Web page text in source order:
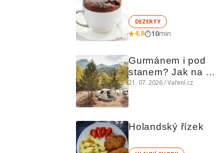
DEZERTY
4,8 10min
Gurmánem i pod
stanem? Jak na
polní kuchyni a na
21. 07. 2026 / Vaření.cz
Holandský řízek